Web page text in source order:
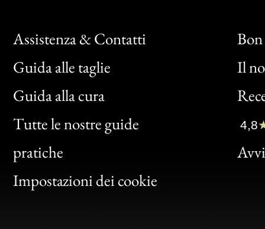
Assistenza & Contatti
Guida alle taglie
Guida alla cura
Tutte le nostre guide
pratiche
Impostazioni dei cookie
Il
Bon
Clic
Bon
4,8